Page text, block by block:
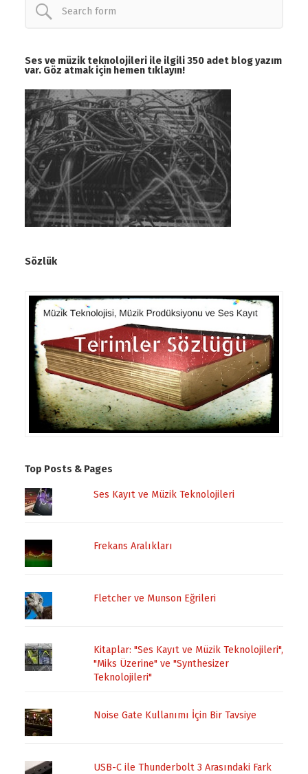
Ses ve müzik teknolojileri ile ilgili 350 adet blog yazım
var. Göz atmak için hemen tıklayın!
Sözlük
Top Posts & Pages
Ses Kayıt ve Müzik Teknolojileri
Frekans Aralıkları
Fletcher ve Munson Eğrileri
Kitaplar: "Ses Kayıt ve Müzik Teknolojileri",
"Miks Üzerine" ve "Synthesizer
Teknolojileri"
Noise Gate Kullanımı İçin Bir Tavsiye
USB-C ile Thunderbolt 3 Arasındaki Fark